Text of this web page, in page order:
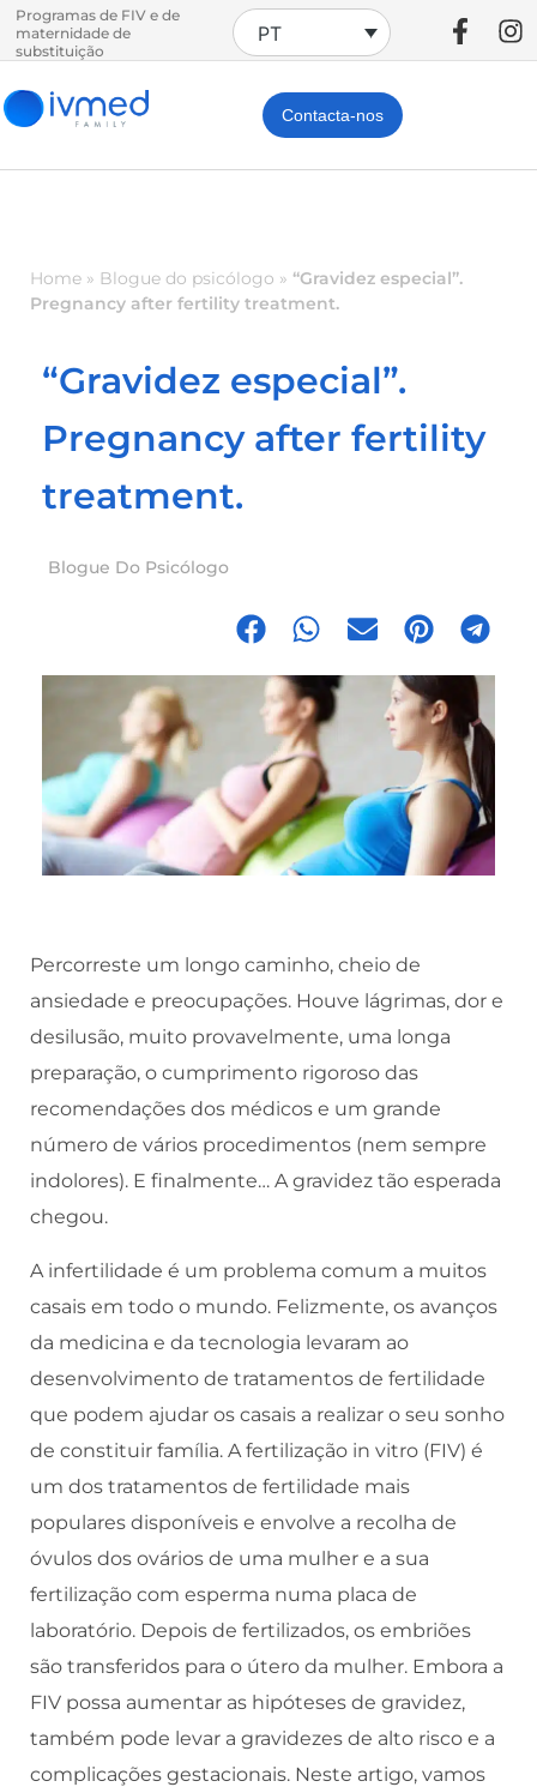
Programas de FIV e de
maternidade de
substituição
PT
Contacta-nos
Home » Blogue do psicólogo » “Gravidez especial”.
Pregnancy after fertility treatment.
“Gravidez especial”.
Pregnancy after fertility
treatment.
Blogue Do Psicólogo
Percorreste um longo caminho, cheio de
ansiedade e preocupações. Houve lágrimas, dor e
desilusão, muito provavelmente, uma longa
preparação, o cumprimento rigoroso das
recomendações dos médicos e um grande
número de vários procedimentos (nem sempre
indolores). E finalmente… A gravidez tão esperada
chegou.
A infertilidade é um problema comum a muitos
casais em todo o mundo. Felizmente, os avanços
da medicina e da tecnologia levaram ao
desenvolvimento de tratamentos de fertilidade
que podem ajudar os casais a realizar o seu sonho
de constituir família. A fertilização in vitro (FIV) é
um dos tratamentos de fertilidade mais
populares disponíveis e envolve a recolha de
óvulos dos ovários de uma mulher e a sua
fertilização com esperma numa placa de
laboratório. Depois de fertilizados, os embriões
são transferidos para o útero da mulher. Embora a
FIV possa aumentar as hipóteses de gravidez,
também pode levar a gravidezes de alto risco e a
complicações gestacionais. Neste artigo, vamos